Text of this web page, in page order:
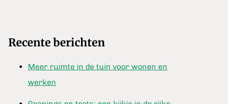
Recente berichten
Meer ruimte in de tuin voor wonen en
werken